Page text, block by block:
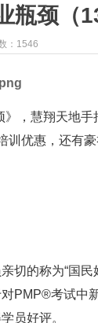
瓶颈（
：1546
》 ， 慧翔天地手
优惠，还有
的称为“国民
PMP®考试中
员好评。